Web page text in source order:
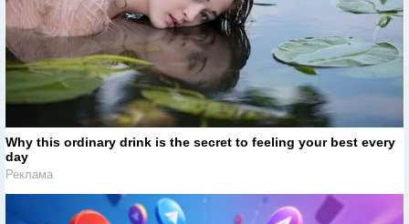
Why this ordinary drink is the secret to feeling your best every
day
Реклама